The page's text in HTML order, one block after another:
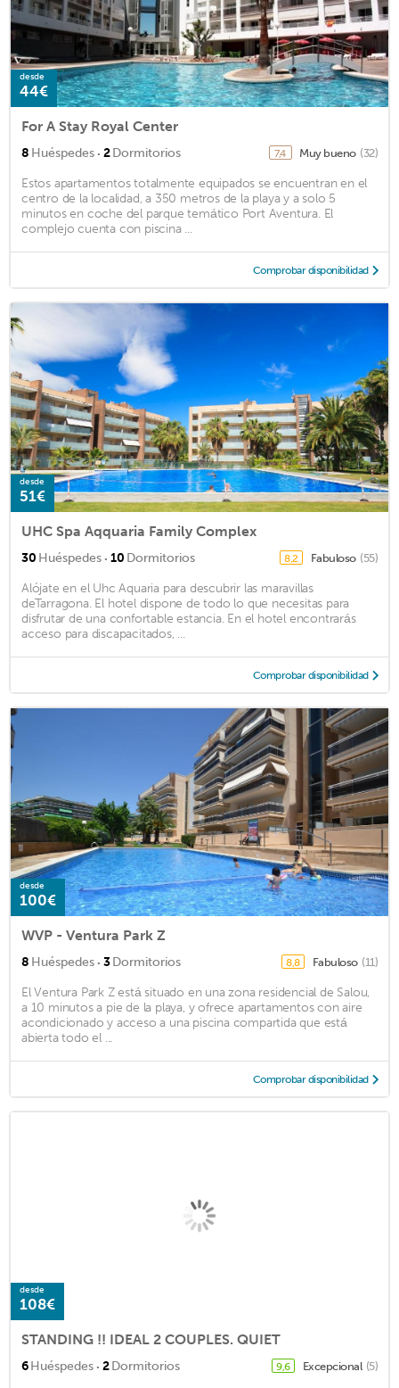
desde
44€
For A Stay Royal Center
8 Huéspedes · 2Dormitorios 7,4 Muy bueno (32)
Estos apartamentos totalmente equipados se encuentran en el
centro de la localidad, a 350 metros de la playa y a solo 5
minutos en coche del parque temático Port Aventura. El
complejo cuenta con piscina ...
Comprobar disponibilidad
desde
51€
UHC Spa Aqquaria Family Complex
30 Huéspedes · 10 Dormitorios 8,2 Fabuloso (55)
Alójate en el Uhc Aquaria para descubrir las maravillas
deTarragona. El hotel dispone de todo lo que necesitas para
disfrutar de una confortable estancia. En el hotel encontrarás
acceso para discapacitados, ...
Comprobar disponibilidad
desde
100€
WVP - Ventura Park Z
8 Huéspedes · 3Dormitorios 8,8 Fabuloso (11)
El Ventura Park Z está situado en una zona residencial de Salou,
a 10 minutos a pie de la playa, y ofrece apartamentos con aire
acondicionado y acceso a una piscina compartida que está
abierta todo el ...
Comprobar disponibilidad
desde
108€
STANDING !! IDEAL 2 COUPLES. QUIET
6Huéspedes · 2Dormitorios 9,6 Excepcional (5)